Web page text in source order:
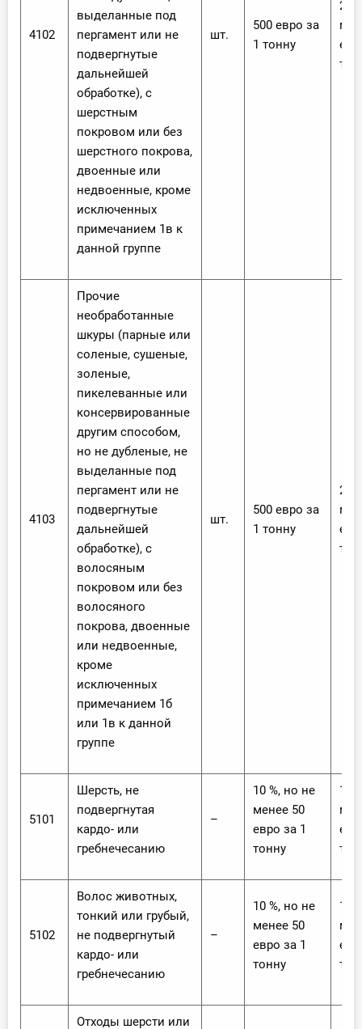
4102
выделанные под
пергамент или не
подвергнутые
дальнейшей
обработке), с
шерстным
покровом или без
шерстного покрова,
двоенные или
недвоенные, кроме
исключенных
примечанием 1в к
данной группе
шт.
500 евро за
1 тонну
20
4103
Прочие
необработанные
шкуры (парные или
соленые, сушеные,
золеные,
пикелеванные или
консервированные
другим способом,
но не дубленые, не
выделанные под
пергамент или не
подвергнутые
дальнейшей
обработке), с
волосяным
покровом или без
волосяного
покрова, двоенные
или недвоенные,
кроме
исключенных
примечанием 1б
или 1в к данной
группе
шт.
500 евро за
1 тонну
20
5101
Шерсть, не
подвергнутая
кардо- или
гребнечесанию
–
10 %, но не
менее 50
евро за 1
тонну
10
5102
Волос животных,
тонкий или грубый,
не подвергнутый
кардо- или
гребнечесанию
–
10 %, но не
менее 50
евро за 1
тонну
10
Отходы шерсти или